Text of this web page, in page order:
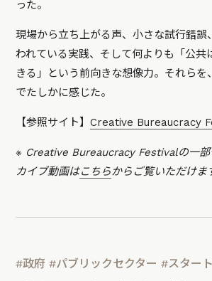
った。
現場から立ち上がる声、小さな試行錯誤
われている実践、そして何よりも「公共
きる」という前向きな想像力。それらを
でたしかに感じた。
【参照サイト】Creative Bureaucracy
※ Creative Bureaucracy Festivalの一部
カイブ動画はこちらからご覧いただけま
#政府 #パブリックセクター #スター